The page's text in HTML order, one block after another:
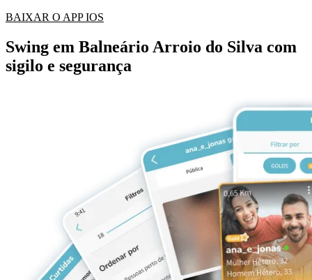
BAIXAR O APP IOS
Swing em Balneário Arroio do Silva com
sigilo e segurança